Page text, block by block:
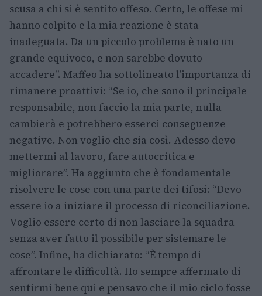
scusa a chi si è sentito offeso. Certo, le offese mi
hanno colpito e la mia reazione è stata
inadeguata. Da un piccolo problema è nato un
grande equivoco, e non sarebbe dovuto
accadere”. Maffeo ha sottolineato l’importanza di
rimanere proattivi: “Se io, che sono il principale
responsabile, non faccio la mia parte, nulla
cambierà e potrebbero esserci conseguenze
negative. Non voglio che sia così. Adesso devo
mettermi al lavoro, fare autocritica e
migliorare”. Ha aggiunto che è fondamentale
risolvere le cose con una parte dei tifosi: “Devo
essere io a iniziare il processo di riconciliazione.
Voglio essere certo di non lasciare la squadra
senza aver fatto il possibile per sistemare le
cose”. Infine, ha dichiarato: “È tempo di
affrontare le difficoltà. Ho sempre affermato di
sentirmi bene qui e pensavo che il mio ciclo fosse